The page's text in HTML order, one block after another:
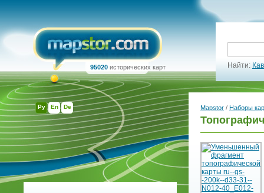
Ру En De
95020 исторических карт Найти:
Mapstor / Наборы